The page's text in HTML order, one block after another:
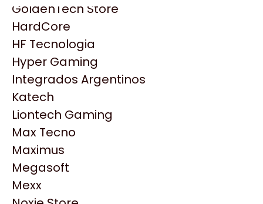
HP
HyperX
INNO3D
Intel
Kingston
Lenovo
Logitech
MSI
NVIDIA GeForce
NZXT
PNY
GoldenTech Store
HardCore
HF Tecnologia
Hyper Gaming
Integrados Argentinos
Katech
Liontech Gaming
Max Tecno
Maximus
Megasoft
Mexx
Productos